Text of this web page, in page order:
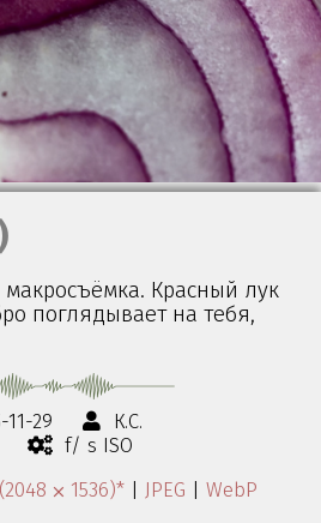
Красный лук
поглядывает на тебя,
11-29
К.С.
f/ s ISO
⨉ 1536)* | JPEG | WebP